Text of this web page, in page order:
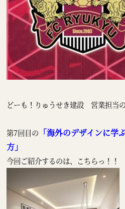
どーも！りゅうせき建設 営業担当の
第7回目の 「海外のデザインに学
方」
今回ご紹介するのは、こちらっ！！